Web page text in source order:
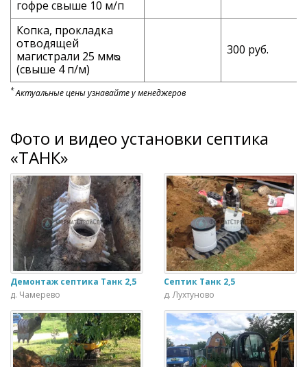
гофре свыше 10 м/п
Копка, прокладка
отводящей
магистрали 25 ммᴓ
(свыше 4 п/м)
300 руб.
*Актуальные цены узнавайте у менеджеров
Фото и видео установки септика
«ТАНК»
Демонтаж септика Танк 2,5
д. Чамерево
Септик Танк 2,5
д. Лухтуново